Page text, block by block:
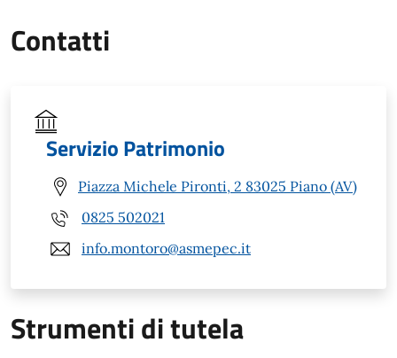
Contatti
Servizio Patrimonio
Piazza Michele Pironti, 2 83025 Piano (AV)
0825 502021
info.montoro@asmepec.it
Strumenti di tutela